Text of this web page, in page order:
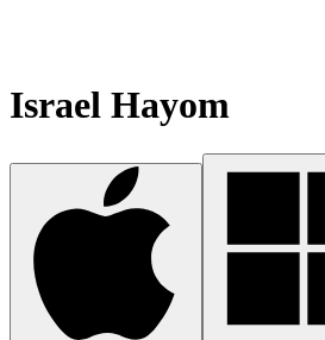
Israel Hayom